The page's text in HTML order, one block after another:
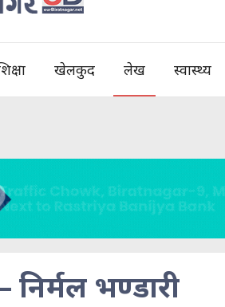
खेलकुद लेख स्वास्थ्य
– निर्मल भण्डारी